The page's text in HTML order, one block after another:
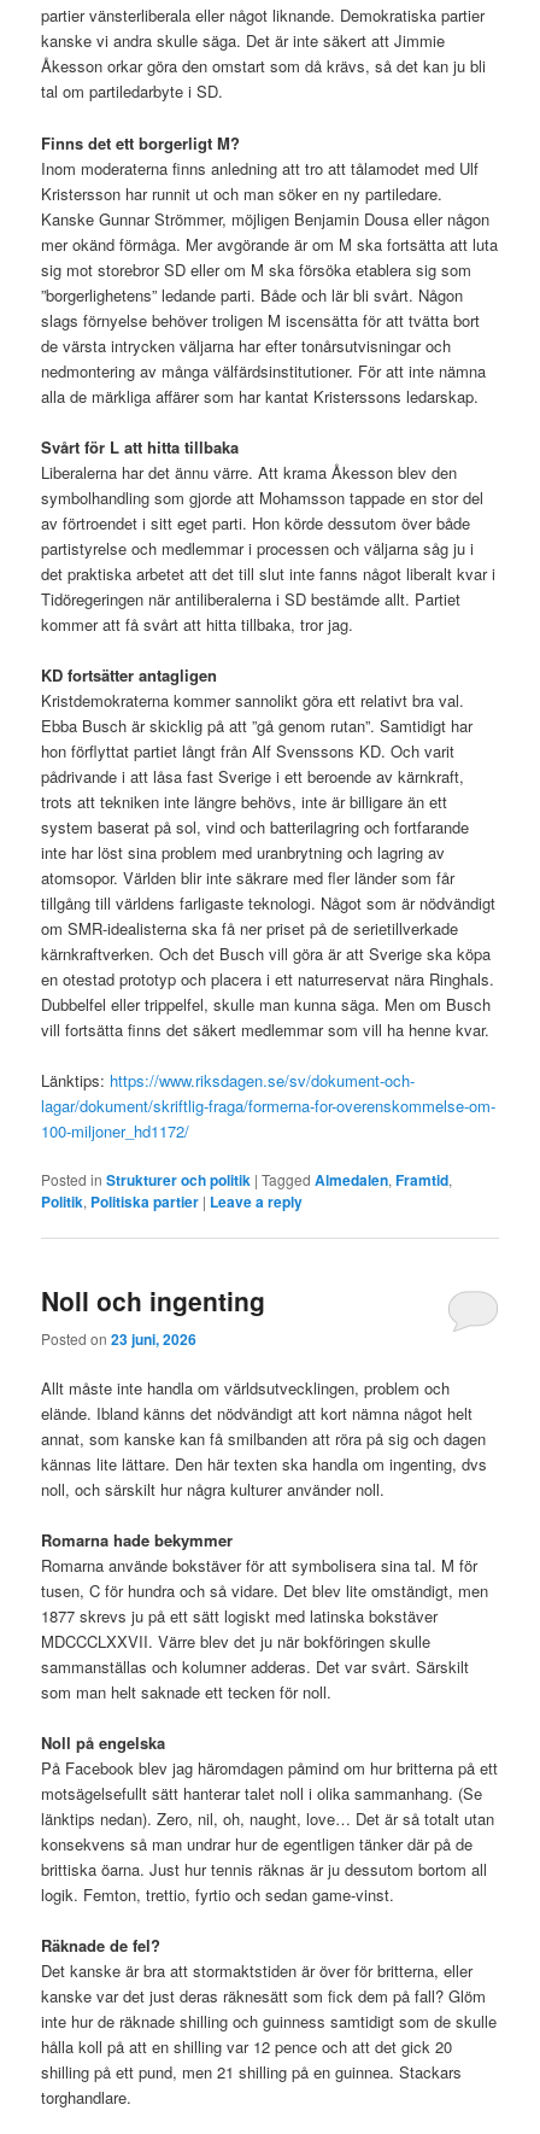
partier vänsterliberala eller något liknande. Demokratiska partier
kanske vi andra skulle säga. Det är inte säkert att Jimmie
Åkesson orkar göra den omstart som då krävs, så det kan ju bli
tal om partiledarbyte i SD.
Finns det ett borgerligt M?
Inom moderaterna finns anledning att tro att tålamodet med Ulf
Kristersson har runnit ut och man söker en ny partiledare.
Kanske Gunnar Strömmer, möjligen Benjamin Dousa eller någon
mer okänd förmåga. Mer avgörande är om M ska fortsätta att luta
sig mot storebror SD eller om M ska försöka etablera sig som
”borgerlighetens” ledande parti. Både och lär bli svårt. Någon
slags förnyelse behöver troligen M iscensätta för att tvätta bort
de värsta intrycken väljarna har efter tonårsutvisningar och
nedmontering av många välfärdsinstitutioner. För att inte nämna
alla de märkliga affärer som har kantat Kristerssons ledarskap.
Svårt för L att hitta tillbaka
Liberalerna har det ännu värre. Att krama Åkesson blev den
symbolhandling som gjorde att Mohamsson tappade en stor del
av förtroendet i sitt eget parti. Hon körde dessutom över både
partistyrelse och medlemmar i processen och väljarna såg ju i
det praktiska arbetet att det till slut inte fanns något liberalt kvar i
Tidöregeringen när antiliberalerna i SD bestämde allt. Partiet
kommer att få svårt att hitta tillbaka, tror jag.
KD fortsätter antagligen
Kristdemokraterna kommer sannolikt göra ett relativt bra val.
Ebba Busch är skicklig på att ”gå genom rutan”. Samtidigt har
hon förflyttat partiet långt från Alf Svenssons KD. Och varit
pådrivande i att låsa fast Sverige i ett beroende av kärnkraft,
trots att tekniken inte längre behövs, inte är billigare än ett
system baserat på sol, vind och batterilagring och fortfarande
inte har löst sina problem med uranbrytning och lagring av
atomsopor. Världen blir inte säkrare med fler länder som får
tillgång till världens farligaste teknologi. Något som är nödvändigt
om SMR-idealisterna ska få ner priset på de serietillverkade
kärnkraftverken. Och det Busch vill göra är att Sverige ska köpa
en otestad prototyp och placera i ett naturreservat nära Ringhals.
Dubbelfel eller trippelfel, skulle man kunna säga. Men om Busch
vill fortsätta finns det säkert medlemmar som vill ha henne kvar.
Länktips: https://www.riksdagen.se/sv/dokument-och-
lagar/dokument/skriftlig-fraga/formerna-for-overenskommelse-om-
100-miljoner_hd1172/
Posted in Strukturer och politik |Tagged Almedalen,Framtid,
Politik, Politiska partier | Leave a reply
Noll och ingenting
Posted on23 juni, 2026
Allt måste inte handla om världsutvecklingen, problem och
elände. Ibland känns det nödvändigt att kort nämna något helt
annat, som kanske kan få smilbanden att röra på sig och dagen
kännas lite lättare. Den här texten ska handla om ingenting, dvs
noll, och särskilt hur några kulturer använder noll.
Romarna hade bekymmer
Romarna använde bokstäver för att symbolisera sina tal. M för
tusen, C för hundra och så vidare. Det blev lite omständigt, men
1877 skrevs ju på ett sätt logiskt med latinska bokstäver
MDCCCLXXVII. Värre blev det ju när bokföringen skulle
sammanställas och kolumner adderas. Det var svårt. Särskilt
som man helt saknade ett tecken för noll.
Noll på engelska
På Facebook blev jag häromdagen påmind om hur britterna på ett
motsägelsefullt sätt hanterar talet noll i olika sammanhang. (Se
länktips nedan). Zero, nil, oh, naught, love… Det är så totalt utan
konsekvens så man undrar hur de egentligen tänker där på de
brittiska öarna. Just hur tennis räknas är ju dessutom bortom all
logik. Femton, trettio, fyrtio och sedan game-vinst.
Räknade de fel?
Det kanske är bra att stormaktstiden är över för britterna, eller
kanske var det just deras räknesätt som fick dem på fall? Glöm
inte hur de räknade shilling och guinness samtidigt som de skulle
hålla koll på att en shilling var 12 pence och att det gick 20
shilling på ett pund, men 21 shilling på en guinnea. Stackars
torghandlare.